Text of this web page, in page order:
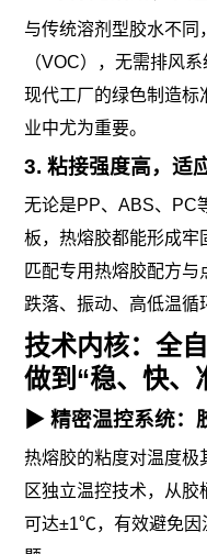
与传统溶剂型胶水不同
（VOC），无需排风
现代工厂的绿色制造标
业中尤为重要。
3. 粘接强度高，适
无论是PP、ABS、PC
板，热熔胶都能形成牢
匹配专用热熔胶配方
跌落、振动、高低温循
技术内核：全
做到“稳、快、
▶ 精密温控系统：
热熔胶的粘度对温度极
区独立温控技术，从
可达±1℃，有效避免因